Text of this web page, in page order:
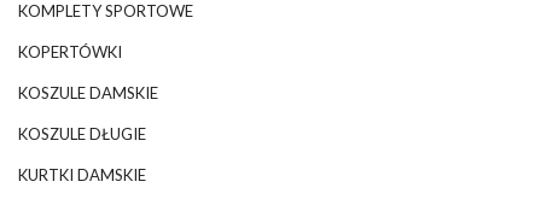
KOMPLETY SPORTOWE
KOPERTÓWKI
KOSZULE DAMSKIE
KOSZULE DŁUGIE
KURTKI DAMSKIE